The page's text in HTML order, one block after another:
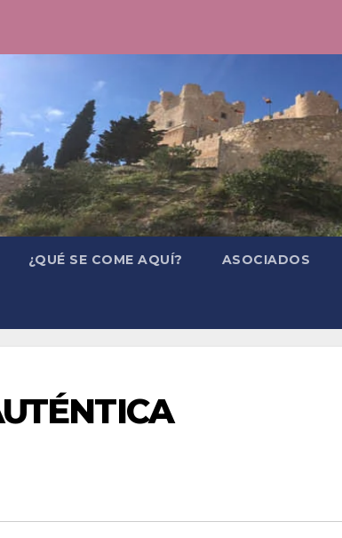
¿QUÉ SE COME AQUÍ? ASOCIADOS